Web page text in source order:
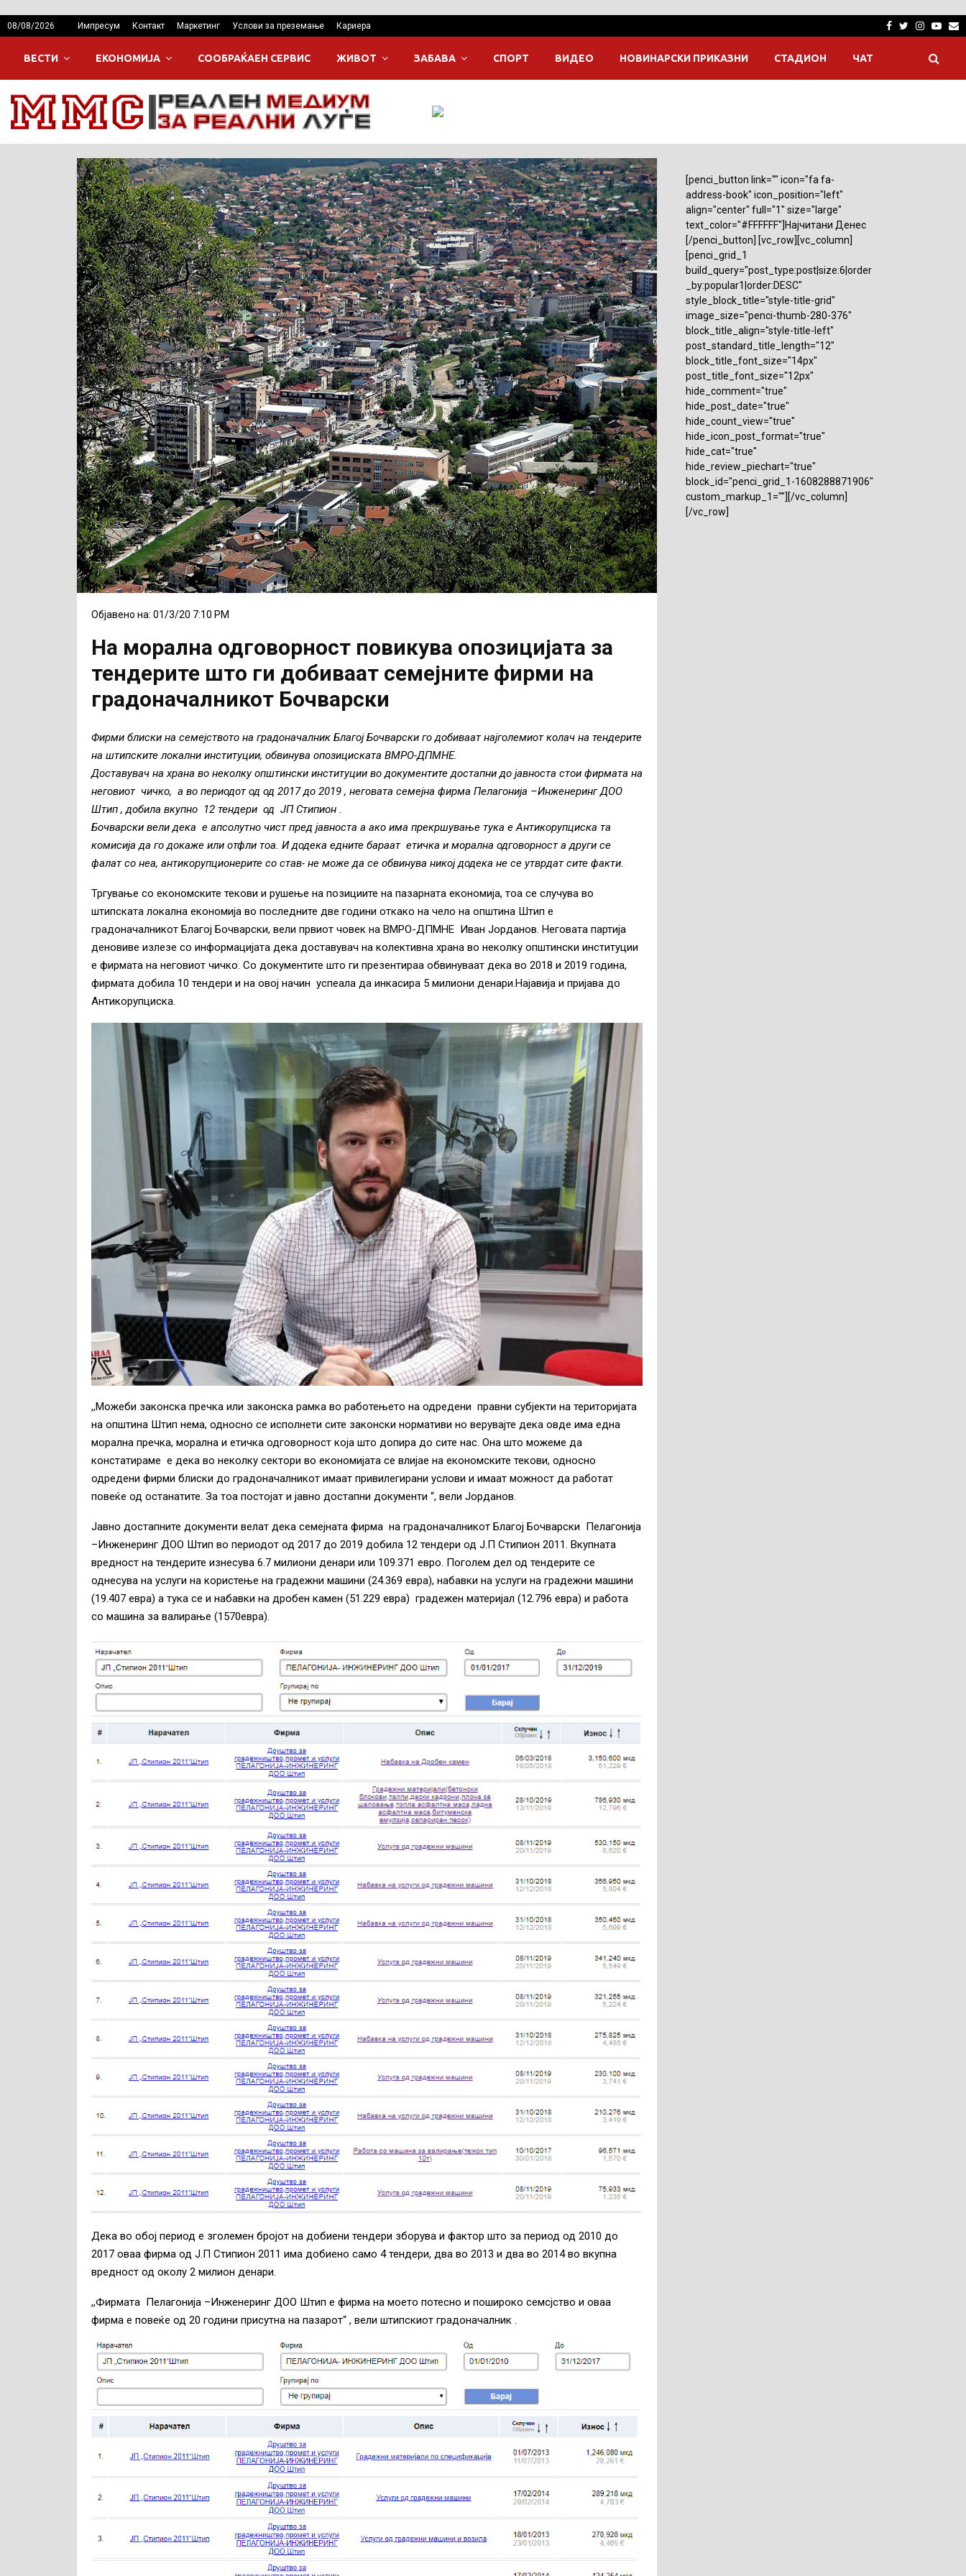
08/08/2026 Импресум Контакт Маркетинг Услови за преземање Кариера Facebook
Twitter
ВЕСТИ ЕКОНОМИЈА СООБРАЌАЕН СЕРВИС ЖИВОТ ЗАБАВА СПОРТ ВИДЕО НОВИНАРСКИ ПРИКАЗНИ СТАДИОН ЧАТ
Објавено на: 01/3/20 7:10 PM
На морална одговорност повикува опозицијата за
тендерите што ги добиваат семејните фирми на
градоначалникот Бочварски
Фирми блиски на семејството на градоначалник Благој Бочварски го добиваат најголемиот колач на тендерите
на штипските локални институции, обвинува опозициската ВМРО-ДПМНЕ.
Доставувач на храна во неколку општински институции во документите достапни до јавноста стои фирмата на
неговиот чичко, а во периодот од од 2017 до 2019 , неговата семејна фирма Пелагонија –Инженеринг ДОО
Штип , добила вкупно 12 тендери од ЈП Стипион .
Бочварски вели дека е апсолутно чист пред јавноста а ако има прекршување тука е Антикорупциска та
комисија да го докаже или отфли тоа. И додека едните бараат етичка и морална одговорност а други се
фалат со неа, антикорупционерите со став- не може да се обвинува никој додека не се утврдат сите факти.
Тргување со економските текови и рушење на позициите на пазарната економија, тоа се случува во
штипската локална економија во последните две години откако на чело на општина Штип е
градоначалникот Благој Бочварски, вели првиот човек на ВМРО-ДПМНЕ Иван Јорданов. Неговата партија
деновиве излезе со информацијата дека доставувач на колективна храна во неколку општински институции
е фирмата на неговиот чичко. Со документите што ги презентираа обвинуваат дека во 2018 и 2019 година,
фирмата добила 10 тендери и на овој начин успеала да инкасира 5 милиони денари.Најавија и пријава до
Антикорупциска.
,,Можеби законска пречка или законска рамка во работењето на одредени правни субјекти на територијата
на општина Штип нема, односно се исполнети сите законски нормативи но верувајте дека овде има една
морална пречка, морална и етичка одговорност која што допира до сите нас. Она што можеме да
констатираме е дека во неколку сектори во економијата се влијае на економските текови, односно
одредени фирми блиски до градоначалникот имаат привилегирани услови и имаат можност да работат
повеќе од останатите. За тоа постојат и јавно достапни документи “, вели Јорданов.
Јавно достапните документи велат дека семејната фирма на градоначалникот Благој Бочварски Пелагонија
–Инженеринг ДОО Штип во периодот од 2017 до 2019 добила 12 тендери од Ј.П Стипион 2011. Вкупната
вредност на тендерите изнесува 6.7 милиони денари или 109.371 евро. Поголем дел од тендерите се
однесува на услуги на користење на градежни машини (24.369 евра), набавки на услуги на градежни машини
(19.407 евра) а тука се и набавки на дробен камен (51.229 евра) градежен материјал (12.796 евра) и работа
со машина за валирање (1570евра).
Дека во обој период е зголемен бројот на добиени тендери зборува и фактор што за период од 2010 до
2017 оваа фирма од Ј.П Стипион 2011 има добиено само 4 тендери, два во 2013 и два во 2014 во вкупна
вредност од околу 2 милион денари.
,,Фирмата Пелагонија –Инженеринг ДОО Штип е фирма на моето потесно и пошироко семсјство и оваа
фирма е повеќе од 20 години присутна на пазарот“ , вели штипскиот градоначалник .
[penci_button link="" icon="fa fa-
address-book" icon_position="left"
align="center" full="1" size="large"
text_color="#FFFFFF"]Најчитани Денес
[/penci_button] [vc_row][vc_column]
[penci_grid_1
build_query="post_type:post|size:6|order
_by:popular1|order:DESC"
style_block_title="style-title-grid"
image_size="penci-thumb-280-376"
block_title_align="style-title-left"
post_standard_title_length="12"
block_title_font_size="14px"
post_title_font_size="12px"
hide_comment="true"
hide_post_date="true"
hide_count_view="true"
hide_icon_post_format="true"
hide_cat="true"
hide_review_piechart="true"
block_id="penci_grid_1-1608288871906"
custom_markup_1=""][/vc_column]
[/vc_row]